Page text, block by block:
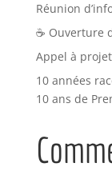
Réunion
☕ Ouverture
Appel à
10 années
10 ans de